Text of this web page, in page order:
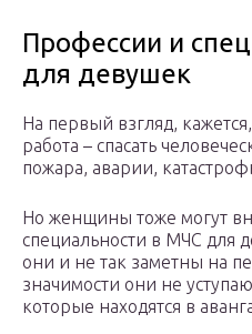
Профессии и
для девушек
На первый взгляд,
работа – спасать
пожара, аварии,
Но женщины тоже могут
специальности в МЧС для
они и не так заметны на
значимости они не
которые находятся в